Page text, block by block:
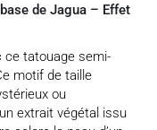
de Jagua – Effet
ce tatouage semi-
motif de taille
ou
extrait végétal issu